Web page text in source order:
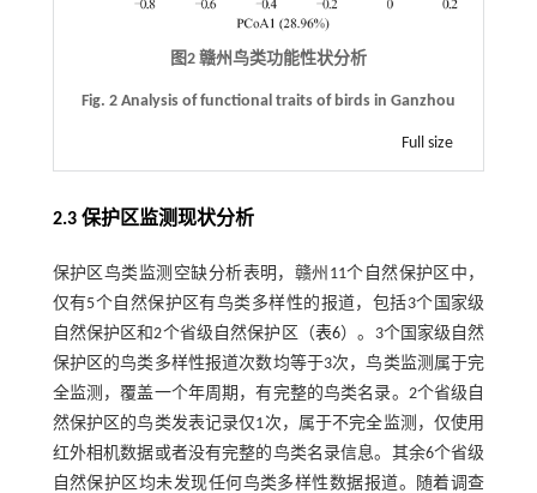
图2 赣州鸟类功能性状分析
Fig. 2 Analysis of functional traits of birds in Ganzhou
Full size
2.3 保护区监测现状分析
保护区鸟类监测空缺分析表明，赣州11个自然保护区中，
仅有5个自然保护区有鸟类多样性的报道，包括3个国家级
自然保护区和2个省级自然保护区（表6）。3个国家级自然
保护区的鸟类多样性报道次数均等于3次，鸟类监测属于完
全监测，覆盖一个年周期，有完整的鸟类名录。2个省级自
然保护区的鸟类发表记录仅1次，属于不完全监测，仅使用
红外相机数据或者没有完整的鸟类名录信息。其余6个省级
自然保护区均未发现任何鸟类多样性数据报道。随着调查